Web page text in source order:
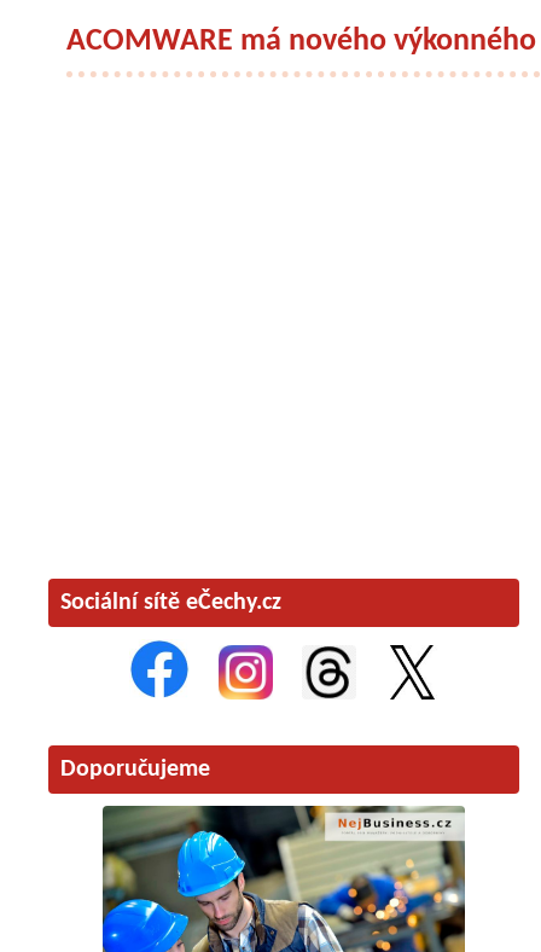
ACOMWARE má nového
Sociální sítě eČechy.cz
Doporučujeme